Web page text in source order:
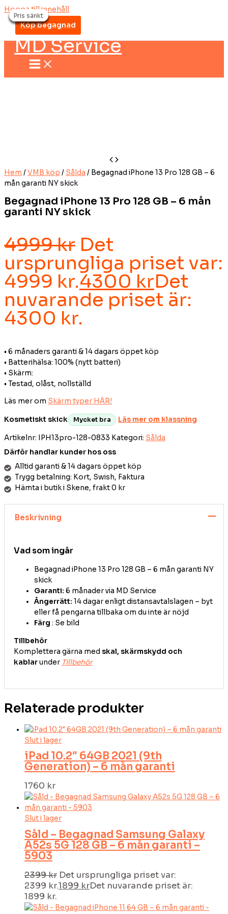
Hoppa till innehåll
Köp begagnad
MD Service
Pris sänkt
Hem /VMB köp / Sålda / Begagnad iPhone 13 Pro 128 GB – 6
mån garanti NY skick
Begagnad iPhone 13 Pro 128 GB – 6 mån
garanti NY skick
4999kr Det
ursprungliga priset var:
4999 kr.4300 krDet
nuvarande priset är:
4300 kr.
• 6 ​​​​månaders garanti & 14 dagars öppet köp
• Batterihälsa: 100% (nytt batteri)
• Skärm:
• Testad, olåst, nollställd
Läs mer om Skärm typer HÄR!
Kosmetiskt skick Mycket bra Läs mer om klassning
Artikelnr: IPH13pro-128-0833 Kategori: Sålda
Därför handlar kunder hos oss
Alltid garanti & 14 dagars öppet köp
Trygg betalning: Kort, Swish, Faktura
Hämta i butik i Skene, frakt 0 kr
Beskrivning
Vad som ingår
Begagnad iPhone 13 Pro 128 GB – 6 mån garanti NY
skick
Garanti: 6 månader via MD Service
Ångerrätt: 14 dagar enligt distansavtalslagen – byt
eller få pengarna tillbaka om du inte är nöjd
Färg : Se bild
Tillbehör
Komplettera gärna med skal, skärmskydd och
kablarunder Tillbehör
Relaterade produkter
Slut i lager
iPad 10.2″ 64GB 2021 (9th
Generation) – 6 mån garanti
1760 kr
Pris sänkt
Slut i lager
Pris sänkt
Såld – Begagnad Samsung Galaxy
A52s 5G 128 GB – 6 mån garanti –
5903
2399kr Det ursprungliga priset var:
2399 kr.1899 krDet nuvarande priset är:
1899 kr.
Pris sänkt
Pris sänkt
Pris sänkt
Pris sänkt